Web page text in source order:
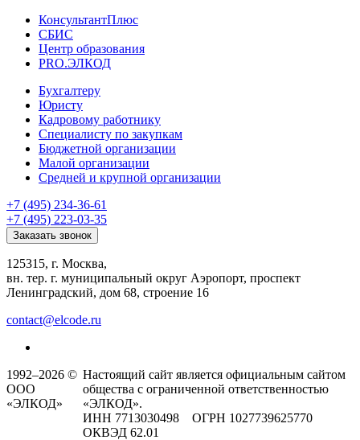
КонсультантПлюс
СБИС
Центр образования
PRO.ЭЛКОД
Бухгалтеру
Юристу
Кадровому работнику
Специалисту по закупкам
Бюджетной организации
Малой организации
Средней и крупной организации
+7 (495) 234-36-61
+7 (495) 223-03-35
Заказать звонок
125315, г. Москва,
вн. тер. г. муниципальный округ Аэропорт, проспект
Ленинградский, дом 68, строение 16
contact@elcode.ru
1992–2026 ©
ООО
«ЭЛКОД»
Настоящий сайт является официальным сайтом
общества с ограниченной ответственностью
«ЭЛКОД».
ИНН 7713030498 ОГРН 1027739625770
ОКВЭД 62.01